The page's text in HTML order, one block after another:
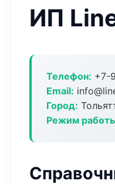
ИП
Телефон: +7-
Email:
Город:
Режим